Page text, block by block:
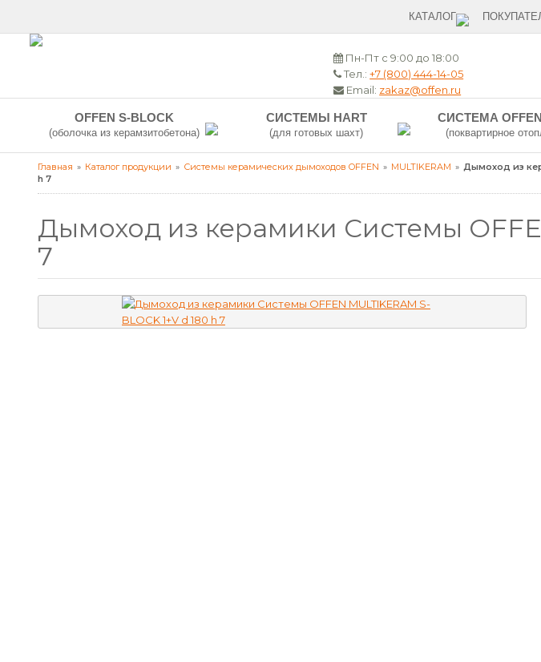
КАТАЛОГ
Пн-Пт с 9:00 до 18:00
Тел.:+7 (800) 444-14-05
Email: zakaz@offen.ru
OFFEN S-BLOCK
(оболочка из керамзитобетона)
СИСТЕМЫ HART
(для готовых шахт)
СИСТЕМА
(поквартирное
Главная Каталог продукции Системы керамических дымоходов OFFEN MULTIKERAM
Дымоход из
h 7
Дымоход из керамики Системы
7